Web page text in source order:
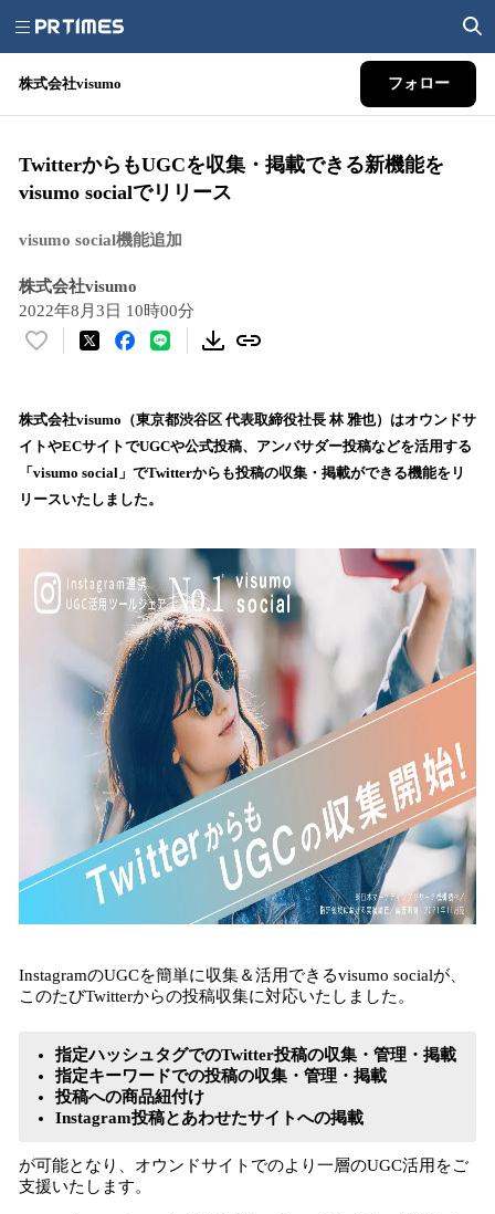
株式会社visumo フォロー
TwitterからもUGCを収集・掲載できる新機能を
visumo socialでリリース
visumo social機能追加
株式会社visumo
2022年8月3日 10時00分
い
！
数
を
読
中
で
株式会社visumo（東京都渋谷区 代表取締役社長 林 雅也）はオウンドサ
イトやECサイトでUGCや公式投稿、アンバサダー投稿などを活用する
「visumo social」でTwitterからも投稿の収集・掲載ができる機能をリ
リースいたしました。
InstagramのUGCを簡単に収集＆活用できるvisumo socialが、
このたびTwitterからの投稿収集に対応いたしました。
指定ハッシュタグでのTwitter投稿の収集・管理・掲載
指定キーワードでの投稿の収集・管理・掲載
投稿への商品紐付け
Instagram投稿とあわせたサイトへの掲載
が可能となり、オウンドサイトでのより一層のUGC活用をご
支援いたします。